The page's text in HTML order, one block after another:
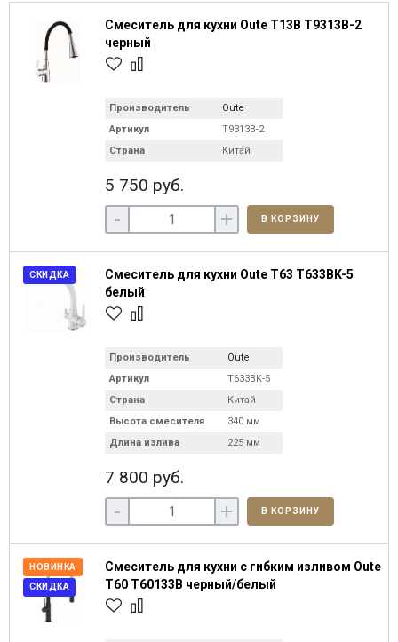
Смеситель для кухни Oute T13B T9313B-2
черный
Производитель
Oute
Артикул
T9313B-2
Страна
Китай
5 750 руб.
- + В КОРЗИНУ
СКИДКА
Смеситель для кухни Oute T63 T633BK-5
белый
Производитель
Oute
Артикул
T633BK-5
Страна
Китай
Высота смесителя
340 мм
Длина излива
225 мм
7 800 руб.
- + В КОРЗИНУ
НОВИНКА
СКИДКА
Смеситель для кухни с гибким изливом Oute
T60 T60133B черный/белый